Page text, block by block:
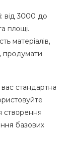
від 3000 до
площі.
матеріалів,
продумати
стандартна
створення
базових